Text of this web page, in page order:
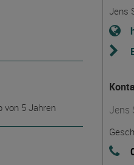
von 5 Jahren
Jens
Jens